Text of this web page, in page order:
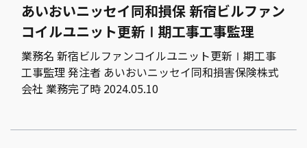
あいおいニッセイ同和損保 新宿ビルファン
コイルユニット更新Ⅰ期工事工事監理
業務名 新宿ビルファンコイルユニット更新Ⅰ期工事
工事監理 発注者 あいおいニッセイ同和損害保険株式
会社 業務完了時 2024.05.10